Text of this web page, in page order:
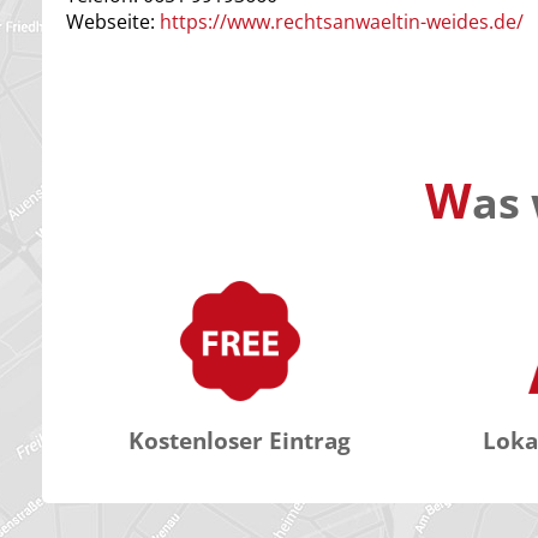
Webseite: https://www.rechtsanwaeltin-weides.de/
Was
Kostenloser Eintrag